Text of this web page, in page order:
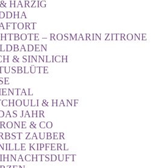
HARZIG
– ROSMARIN ZITRONE
& SINNLICH
& HANF
JAHR
& CO
ZAUBER
KIPFERL